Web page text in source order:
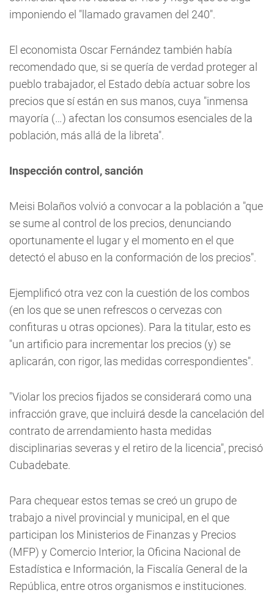
imponiendo el "llamado gravamen del 240".
El economista Oscar Fernández también había
recomendado que, si se quería de verdad proteger al
pueblo trabajador, el Estado debía actuar sobre los
precios que sí están en sus manos, cuya "inmensa
mayoría (…) afectan los consumos esenciales de la
población, más allá de la libreta".
Inspección control, sanción
Meisi Bolaños volvió a convocar a la población a "que
se sume al control de los precios, denunciando
oportunamente el lugar y el momento en el que
detectó el abuso en la conformación de los precios".
Ejemplificó otra vez con la cuestión de los combos
(en los que se unen refrescos o cervezas con
confituras u otras opciones). Para la titular, esto es
"un artificio para incrementar los precios (y) se
aplicarán, con rigor, las medidas correspondientes".
"Violar los precios fijados se considerará como una
infracción grave, que incluirá desde la cancelación del
contrato de arrendamiento hasta medidas
disciplinarias severas y el retiro de la licencia", precisó
Cubadebate.
Para chequear estos temas se creó un grupo de
trabajo a nivel provincial y municipal, en el que
participan los Ministerios de Finanzas y Precios
(MFP) y Comercio Interior, la Oficina Nacional de
Estadística e Información, la Fiscalía General de la
República, entre otros organismos e instituciones.